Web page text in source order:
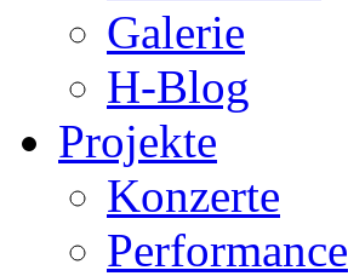
Galerie
H-Blog
Projekte
Konzerte
Performance